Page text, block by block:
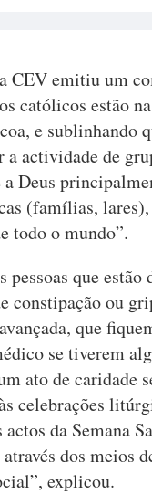
CEV emitiu um
católicos estão
e sublinhando
actividade de
Deus
(famílias, lares),
todo o mundo”.
pessoas que estão
constipação ou
que
se tiverem
ato de caridade
celebrações
da Semana
dos meios
explicou.